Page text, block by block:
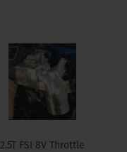
2.5T FSI 8V Throttle